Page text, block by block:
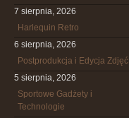
7 sierpnia, 2026
Harlequin Retro
6 sierpnia, 2026
Postprodukcja i Edycja Zdjęć
5 sierpnia, 2026
Sportowe Gadżety i
Technologie